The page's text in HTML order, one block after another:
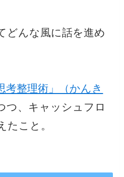
どんな風に話を進め
考整理術」（かんき
つ、キャッシュフロ
たこと。